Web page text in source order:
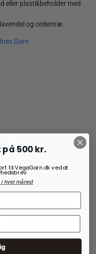
eller plastikbeholder med
og cedertræ.
Garn
500 kr.
til VegaGarn.dk ved at
i hver måned